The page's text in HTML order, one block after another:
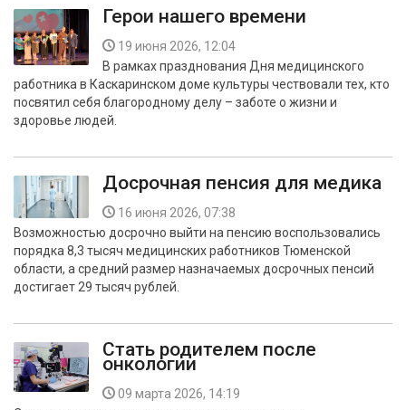
Герои нашего времени
19 июня 2026, 12:04
В рамках празднования Дня медицинского
работника в Каскаринском доме культуры чествовали тех, кто
посвятил себя благородному делу – заботе о жизни и
здоровье людей.
Досрочная пенсия для медика
16 июня 2026, 07:38
Возможностью досрочно выйти на пенсию воспользовались
порядка 8,3 тысяч медицинских работников Тюменской
области, а средний размер назначаемых досрочных пенсий
достигает 29 тысяч рублей.
Стать родителем после
онкологии
09 марта 2026, 14:19